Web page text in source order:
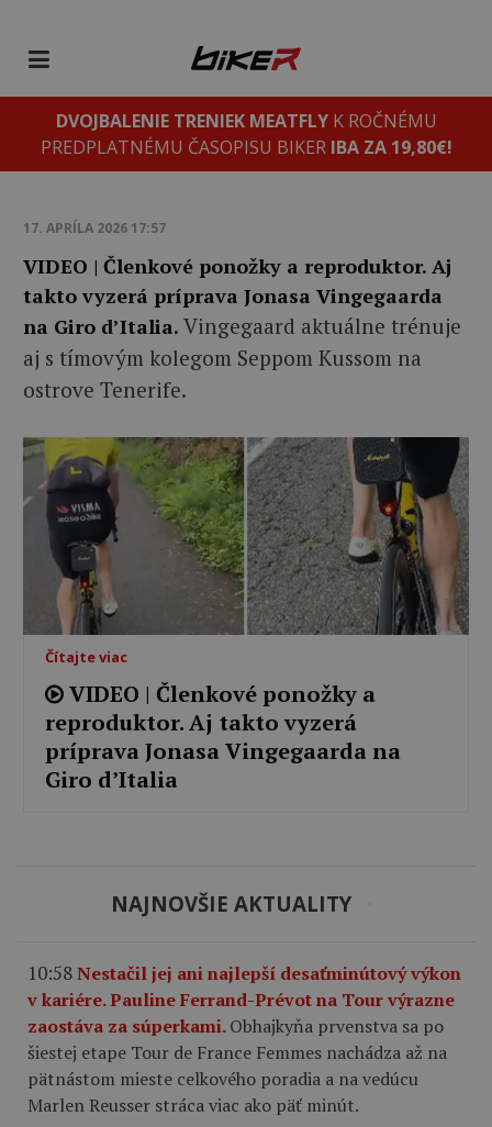
DVOJBALENIE TRENIEK MEATFLYK ROČNÉMU
PREDPLATNÉMU ČASOPISU BIKER IBA ZA 19,80€!
17. APRÍLA 2026 17:57
VIDEO | Členkové ponožky a reproduktor. Aj
takto vyzerá príprava Jonasa Vingegaarda
na Giro d’Italia. Vingegaard aktuálne trénuje
aj s tímovým kolegom Seppom Kussom na
ostrove Tenerife.
Čítajte viac
VIDEO | Členkové ponožky a
reproduktor. Aj takto vyzerá
príprava Jonasa Vingegaarda na
Giro d’Italia
NAJNOVŠIE AKTUALITY
10:58Nestačil jej ani najlepší desaťminútový výkon
v kariére. Pauline Ferrand-Prévot na Tour výrazne
zaostáva za súperkami.Obhajkyňa prvenstva sa po
šiestej etape Tour de France Femmes nachádza až na
pätnástom mieste celkového poradia a na vedúcu
Marlen Reusser stráca viac ako päť minút.